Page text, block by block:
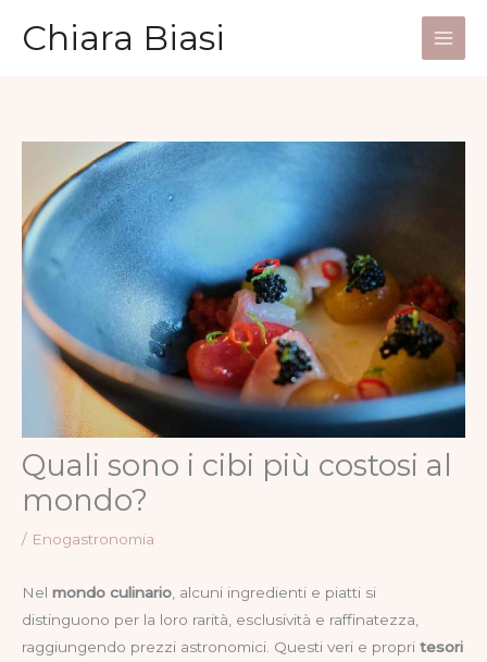
Chiara Biasi
Main
Quali sono i cibi più costosi al
mondo?
/ Enogastronomia
Nel mondo culinario, alcuni ingredienti e piatti si
distinguono per la loro rarità, esclusività e raffinatezza,
raggiungendo prezzi astronomici. Questi veri e propri tesori